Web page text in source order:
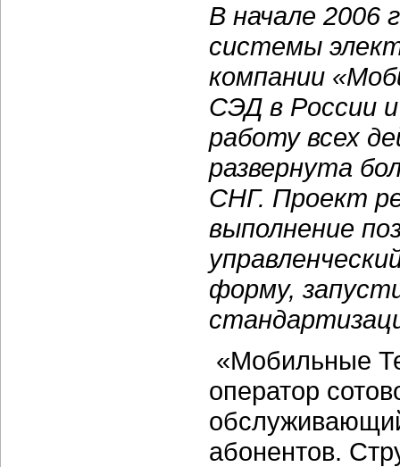
В начале 2006
системы
компании
СЭД в России
работу всех
развернута
СНГ. Проект
выполнение
форму,
«Мобильные
оператор
абонентов.